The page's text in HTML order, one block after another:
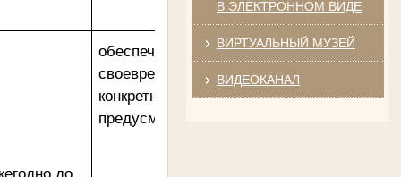
Труженица тыла в годы
В ЭЛЕКТРОННОМ ВИДЕ
ВИРТУАЛЬНЫЙ МУЗЕЙ
ВИДЕОКАНАЛ
до
обеспечение контроля и
своевременного выполнения
конкретных мероприятий,
предусмотренных настоящим Планом